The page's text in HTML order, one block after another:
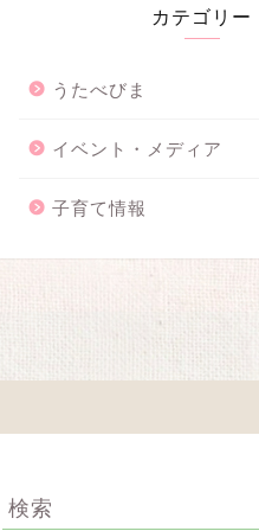
カテゴリー
うたべびま
イベント・メディア
子育て情報
検索